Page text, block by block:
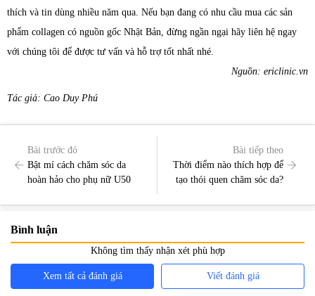
thích và tin dùng nhiều năm qua. Nếu bạn đang có nhu cầu mua các sản
phẩm collagen có nguồn gốc Nhật Bản, đừng ngần ngại hãy liên hệ ngay
với chúng tôi để được tư vấn và hỗ trợ tốt nhất nhé.
Nguồn: ericlinic.vn
Tác giả: Cao Duy Phú
Bài trước đó
Bật mí cách chăm sóc da
hoàn hảo cho phụ nữ U50
Bài tiếp theo
Thời điểm nào thích hợp để
tạo thói quen chăm sóc da?
Bình luận
Không tìm thấy nhận xét phù hợp
Xem tất cả đánh giá Viết đánh giá